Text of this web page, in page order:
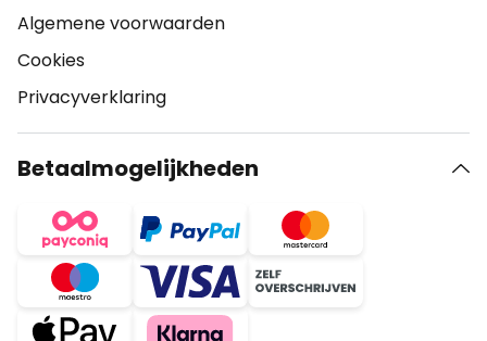
Algemene voorwaarden
Cookies
Privacyverklaring
Betaalmogelijkheden